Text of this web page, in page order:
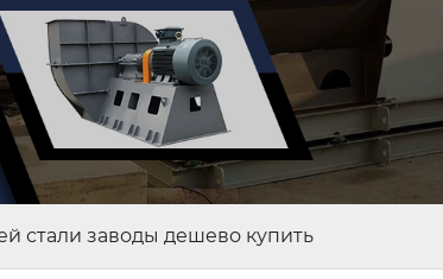
стали заводы дешево купить